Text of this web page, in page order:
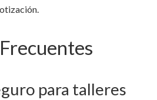
para talleres